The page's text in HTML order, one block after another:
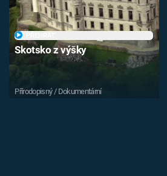
Skotsko z výšky
Přírodopisný / Dokumentární